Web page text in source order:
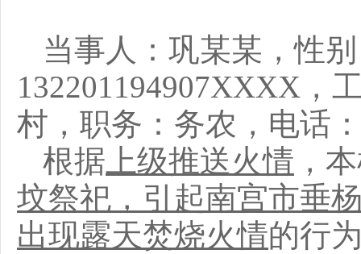
当事人：巩某某，性
132201194907XXXX ，
村，职务：务农，电话
根据 上级推送火情 ，
坟祭祀，引起南宫市垂
出现露天焚烧火情的行